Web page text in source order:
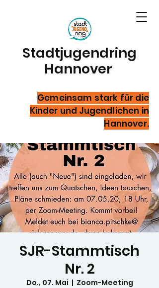
Stadtjugendring
Hannover
Gemeinsam stark für die
Kinder und Jugendlichen in
Hannover.
SJR-Stammtisch
Nr. 2
Do., 07. Mai
  |
Zoom-Meeting